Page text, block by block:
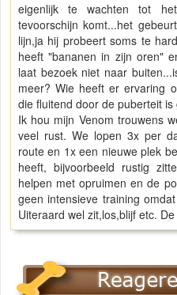
eigenlijk te wachten tot
tevoorschijn komt...het
lijn,ja hij probeert soms te
heeft "bananen in zijn oren"
laat bezoek niet naar
meer? Wie heeft er ervaring
die fluitend door de puberteit is
Ik hou mijn Venom trouwens
veel rust. We lopen 3x per
route en 1x een nieuwe plek
heeft, bijvoorbeeld rustig
helpen met opruimen en de
geen intensieve training
Uiteraard wel zit,los,blijf etc.